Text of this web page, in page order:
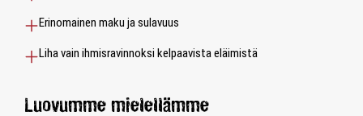
Erinomainen maku ja sulavuus
Liha vain ihmisravinnoksi kelpaavista eläimistä
Luovumme mielellämme